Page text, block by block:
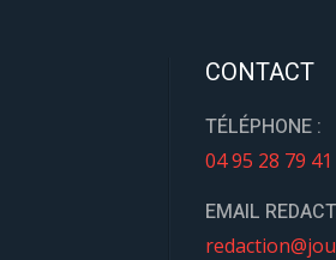
CONTACT
TÉLÉPHONE :
04 95 28 79 41
EMAIL